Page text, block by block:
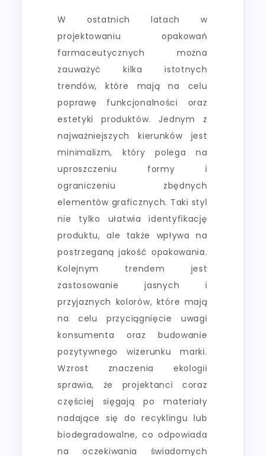
W ostatnich latach w
projektowaniu opakowań
farmaceutycznych można
zauważyć kilka istotnych
trendów, które mają na celu
poprawę funkcjonalności oraz
estetyki produktów. Jednym z
najważniejszych kierunków jest
minimalizm, który polega na
uproszczeniu formy i
ograniczeniu zbędnych
elementów graficznych. Taki styl
nie tylko ułatwia identyfikację
produktu, ale także wpływa na
postrzeganą jakość opakowania.
Kolejnym trendem jest
zastosowanie jasnych i
przyjaznych kolorów, które mają
na celu przyciągnięcie uwagi
konsumenta oraz budowanie
pozytywnego wizerunku marki.
Wzrost znaczenia ekologii
sprawia, że projektanci coraz
częściej sięgają po materiały
nadające się do recyklingu lub
biodegradowalne, co odpowiada
na oczekiwania świadomych